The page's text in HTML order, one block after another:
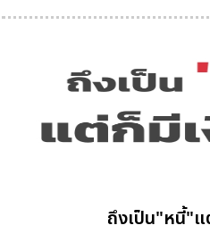
ถึงเป็น"หนี้"แ